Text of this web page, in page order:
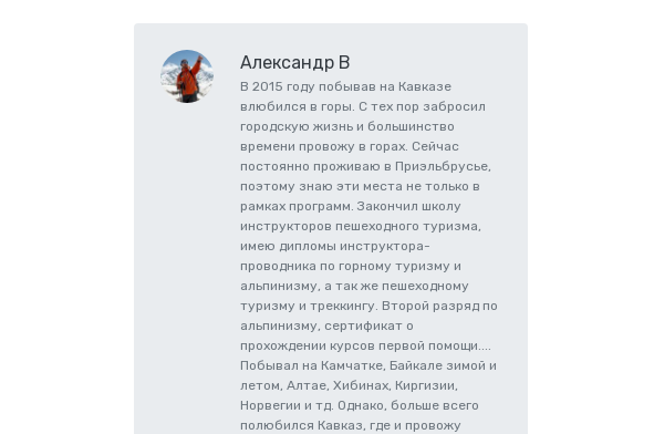
Александр В
В 2015 году побывав на Кавказе
влюбился в горы. С тех пор забросил
городскую жизнь и большинство
времени провожу в горах. Сейчас
постоянно проживаю в Приэльбрусье,
поэтому знаю эти места не только в
рамках программ. Закончил школу
инструкторов пешеходного туризма,
имею дипломы инструктора-
проводника по горному туризму и
альпинизму, а так же пешеходному
туризму и треккингу. Второй разряд по
альпинизму, сертификат о
прохождении курсов первой помощи....
Побывал на Камчатке, Байкале зимой и
летом, Алтае, Хибинах, Киргизии,
Норвегии и тд. Однако, больше всего
полюбился Кавказ, где и провожу